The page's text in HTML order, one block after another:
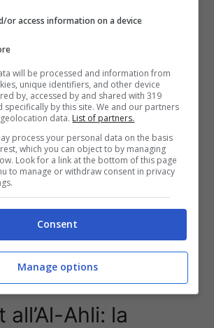
L’
Amrabatma la priorità del
di continuare in Europa.
ultime notizie calciomercato (Ansa Foto) –
all’Al-Ahli: la
or access information on a device
will be processed and information from
unique identifiers, and other device
by, accessed by and shared with 319
specifically by this site. We and our partners
data. List of partners.
process your personal data on the basis
which you can object to by managing
Look for a link at the bottom of this page
to manage or withdraw consent in privacy
Consent
Manage options